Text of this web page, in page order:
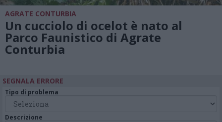
AGRATE CONTURBIA
Un cucciolo di ocelot è nato al
Parco Faunistico di Agrate
Conturbia
SEGNALA ERRORE
Tipo di problema
Descrizione